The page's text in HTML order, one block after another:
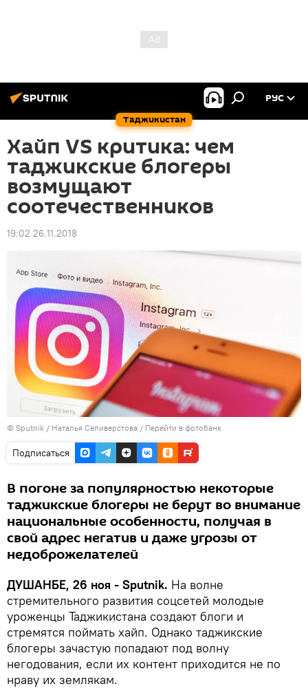
Таджикистан
РУС
Хайп VS критика: чем
таджикские блогеры
возмущают
соотечественников
19:02 26.11.2018
© Sputnik / Наталья Селиверстова / Перейти в фотобанк
Подписаться
В погоне за популярностью некоторые
таджикские блогеры не берут во внимание
национальные особенности, получая в
свой адрес негатив и даже угрозы от
недоброжелателей
ДУШАНБЕ, 26 ноя - Sputnik. На волне
стремительного развития соцсетей молодые
уроженцы Таджикистана создают блоги и
стремятся поймать хайп. Однако таджикские
блогеры зачастую попадают под волну
негодования, если их контент приходится не по
нраву их землякам.